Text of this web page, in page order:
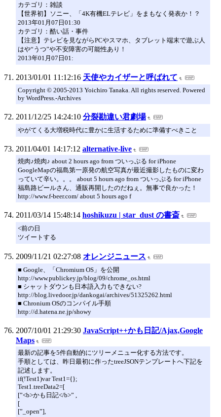
カテゴリ：雑談
【世界初】ソニー、「4K有機ELテレビ」をまもなく発表か！？
2013年01月07日01:30
カテゴリ：酷い話・事件
【注意】テレビを見ながらPCやスマホ、タブレット端末で遊ぶ人
はや“うつ”や不安障害の可能性あり！
2013年01月07日01:
2013/01/01 11:12:16 天使やカイザーと呼ばれて
Copyright © 2005-2013 Yoichiro Tanaka. All rights reserved. Powered
by WordPress.-Archives
2011/12/25 14:24:10 分裂勘違い君劇場
やがてくる大増税時代に豊かに生活するために準備すべきこと
2011/04/01 14:17:12 alternative-live
焼肉♪焼肉♪ about 2 hours ago from ついっぷる for iPhone
GoogleMapの福島第一原発の航空写真が最近撮影したものに変わ
っていて辛い。。。 about 5 hours ago from ついっぷる for iPhone
福島路ビールさん、通販再開したのだねぇ。無事で良かった！
http://www.f-beer.com/ about 5 hours ago f
2011/03/14 15:48:14 hoshikuzu | star_dust の書斎
<前の日
ツイートする
2009/11/21 02:27:08 オレンジニュース
■ Google、「Chromium OS」を公開
http://www.publickey.jp/blog/09/chrome_os.html
■ シャットダウンも日本語入力もできない?
http://blog.livedoor.jp/dankogai/archives/51325262.html
■ Chronium OSのコンパイル手順
http://d.hatena.ne.jp/showy
2007/10/01 21:29:30 JavaScript++かも日記/Ajax,Google
Maps
最新の記事を5件自動的にツリーメニュー化する方法です。
手順としては、昨日最初に作ったtreeJSONテンプレートへ下記を
記述します。
if(!Test1)var Test1={};
Test1.treeData2=[
[”<b>かも日記</b>” ,
[
[”_open”],